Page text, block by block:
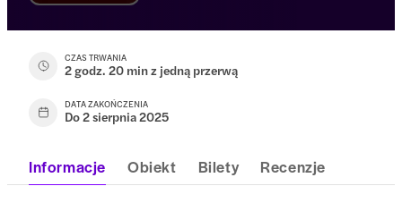
CZAS TRWANIA
2 godz. 20 min z jedną przerwą
DATA ZAKOŃCZENIA
Do 2 sierpnia 2025
Informacje Obiekt Bilety Recenzje